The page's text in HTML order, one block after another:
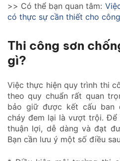
>> Có thể bạn quan tâm:
có thực sự cần thiết cho
Thi công sơn
gì?
Việc thực hiện quy trình thi
theo quy chuẩn rất quan
bảo giữ được kết cấu ban
cháy đem lại là vượt trội. Để
thuận lợi, dễ dàng và đạt
Bạn cần lưu ý một số điều